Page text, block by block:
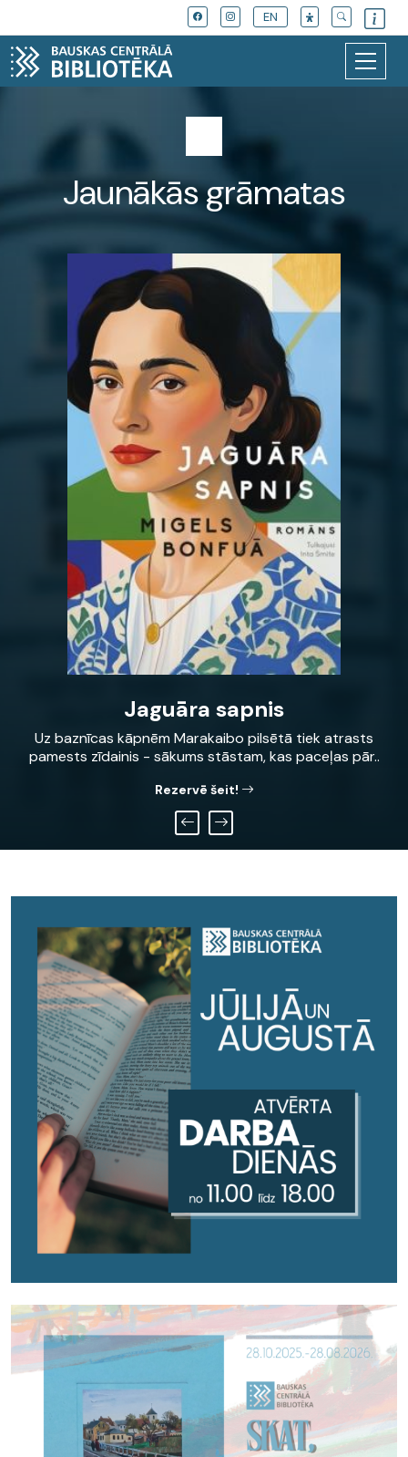
EN
Jaunākās grāmatas
Jaguāra sapnis
Uz baznīcas kāpnēm Marakaibo pilsētā tiek atrasts
pamests zīdainis - sākums stāstam, kas paceļas pār..
Rezervē šeit!